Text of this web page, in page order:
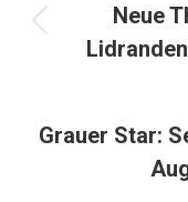
Neue
Grauer Star: